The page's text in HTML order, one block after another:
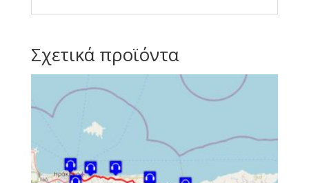
Σχετικά προϊόντα